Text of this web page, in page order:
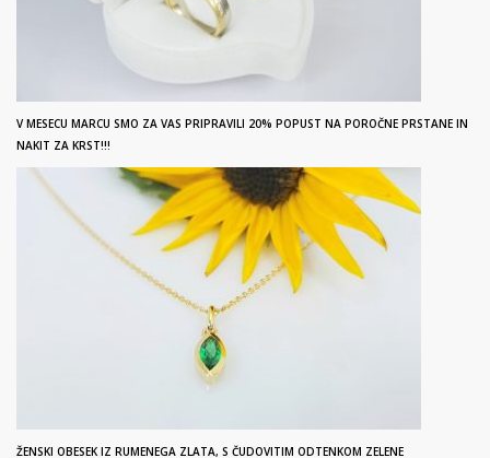
V MESECU MARCU SMO ZA VAS PRIPRAVILI 20% POPUST NA POROČNE PRSTANE IN
NAKIT ZA KRST!!!
ŽENSKI OBESEK IZ RUMENEGA ZLATA, S ČUDOVITIM ODTENKOM ZELENE